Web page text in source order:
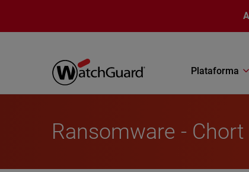
Plataforma
Ransomware - Chort